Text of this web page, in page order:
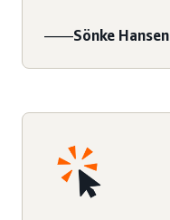
——Sönke Hansen